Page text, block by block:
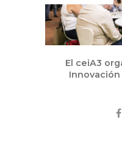
El ceiA3